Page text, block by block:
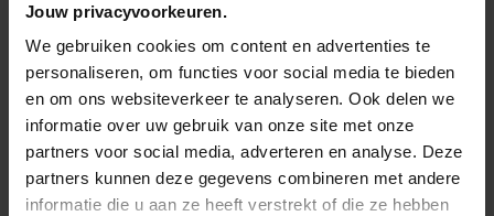
Jouw privacyvoorkeuren.
We gebruiken cookies om content en advertenties te
personaliseren, om functies voor social media te bieden
en om ons websiteverkeer te analyseren. Ook delen we
informatie over uw gebruik van onze site met onze
partners voor social media, adverteren en analyse. Deze
partners kunnen deze gegevens combineren met andere
informatie die u aan ze heeft verstrekt of die ze hebben